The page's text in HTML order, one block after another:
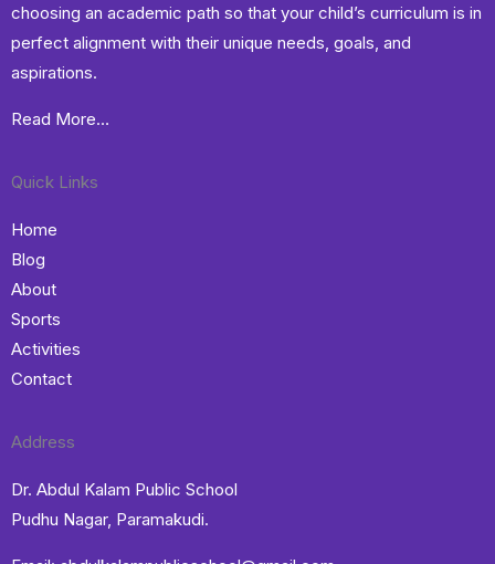
choosing an academic path so that your child’s curriculum is in
perfect alignment with their unique needs, goals, and
aspirations.
Read More…
Quick Links
Home
Blog
About
Sports
Activities
Contact
Address
Dr. Abdul Kalam Public School
Pudhu Nagar, Paramakudi.